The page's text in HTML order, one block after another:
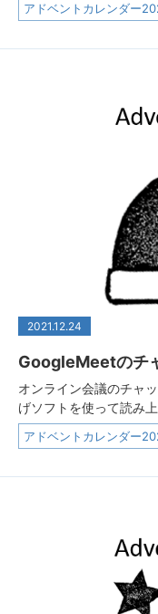
アドベントカレンダー
2021.12.24
GoogleMeetのチ
オンライン会議のチャ
げソフトを使って読み
アドベントカレンダー